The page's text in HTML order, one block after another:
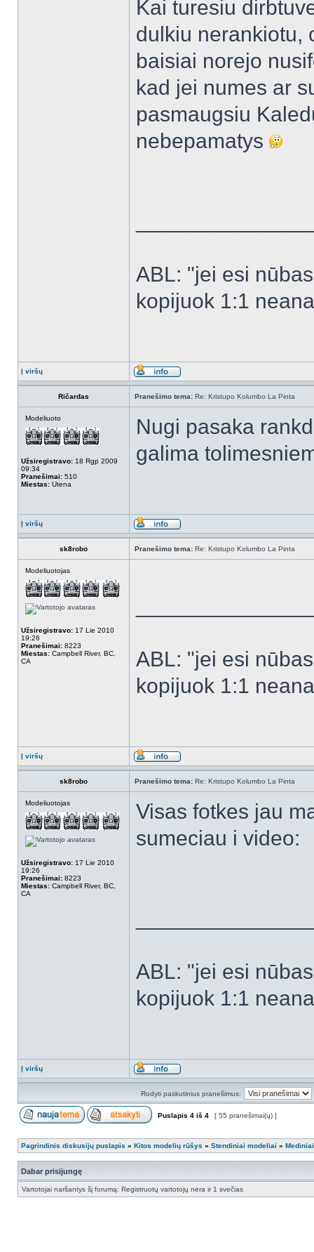
Kai turesiu
dulkiu nerankiotu,
baisiai norejo
kad jei numes ar
pasmaugsiu
nebepamatys
ABL: "jei esi
kopijuok 1:1
Į viršų
Ričardas Pranešimo tema: Re: Kristupo Kolumbo La Pinta
Modeliuoto
Užsiregistravo: 18 Rgp 2009
09:34
Pranešimai: 510
Miestas: Utena
Nugi pasaka
galima
Į viršų
sk8robo Pranešimo tema: Re: Kristupo Kolumbo La Pinta
Modeliuotojas
Užsiregistravo: 17 Lie 2010
19:26
Pranešimai: 8223
Miestas: Campbell River, BC,
CA
ABL: "jei esi
kopijuok 1:1
Į viršų
sk8robo Pranešimo tema: Re: Kristupo Kolumbo La Pinta
Modeliuotojas
Užsiregistravo: 17 Lie 2010
19:26
Pranešimai: 8223
Miestas: Campbell River, BC,
CA
Visas fotkes jau
sumeciau i video:
ABL: "jei esi
kopijuok 1:1
Į viršų
Rodyti paskutinius pranešimus:
Puslapis 4 iš 4 [ 55 pranešimai(ų) ]
Pagrindinis diskusijų puslapis » Kitos modelių rūšys » Stendiniai modeliai »
Dabar prisijungę
Vartotojai naršantys šį forumą: Registruotų vartotojų nėra ir 1 svečias